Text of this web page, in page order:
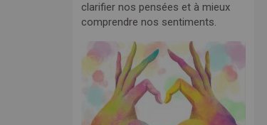
clarifier nos pensées et à mieux
comprendre nos sentiments.